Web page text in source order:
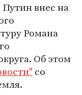
внес на
Романа
Об этом
со